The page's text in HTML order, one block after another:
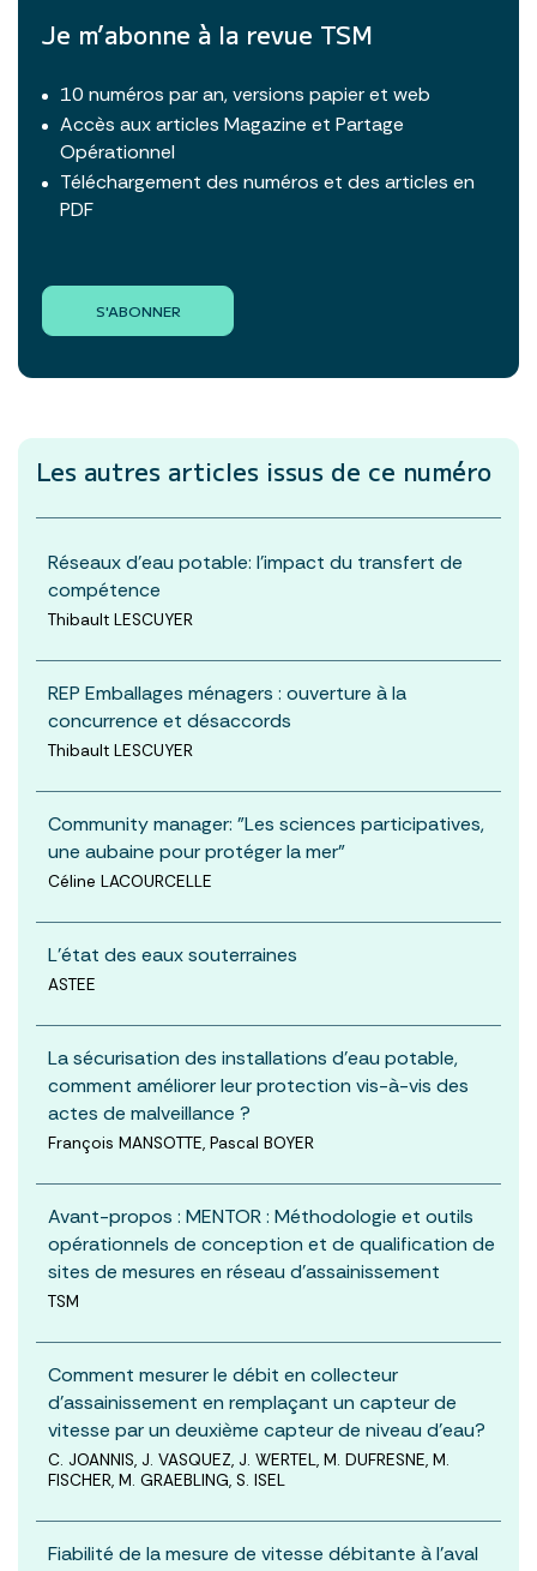
Je m’abonne à la revue TSM
10 numéros par an, versions papier et web
Accès aux articles Magazine et Partage
Opérationnel
Téléchargement des numéros et des articles en
PDF
S'ABONNER
Les autres articles issus de ce numéro
Réseaux d'eau potable: l'impact du transfert de
compétence
Thibault LESCUYER
REP Emballages ménagers : ouverture à la
concurrence et désaccords
Thibault LESCUYER
Community manager: "Les sciences participatives,
une aubaine pour protéger la mer"
Céline LACOURCELLE
L'état des eaux souterraines
ASTEE
La sécurisation des installations d’eau potable,
comment améliorer leur protection vis-à-vis des
actes de malveillance ?
François MANSOTTE, Pascal BOYER
Avant-propos : MENTOR : Méthodologie et outils
opérationnels de conception et de qualification de
sites de mesures en réseau d’assainissement
TSM
Comment mesurer le débit en collecteur
d'assainissement en remplaçant un capteur de
vitesse par un deuxième capteur de niveau d'eau?
C. JOANNIS, J. VASQUEZ, J. WERTEL, M. DUFRESNE, M.
FISCHER, M. GRAEBLING, S. ISEL
Fiabilité de la mesure de vitesse débitante à l'aval